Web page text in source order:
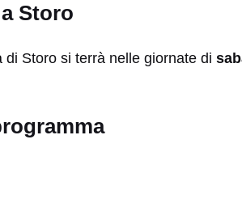
Storo
di Storo si terrà nelle giornate di